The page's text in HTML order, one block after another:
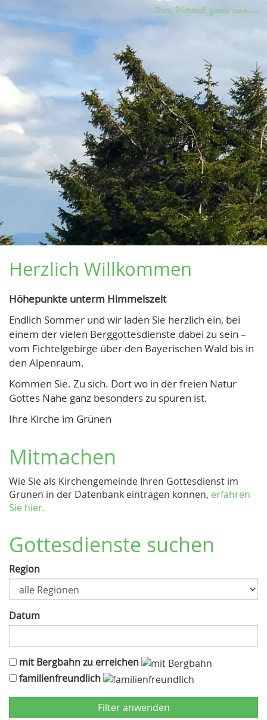
Dem Himmel ganz nah...
Herzlich Willkommen
Höhepunkte unterm Himmelszelt
Endlich Sommer und wir laden Sie herzlich ein, bei
einem der vielen Berggottesdienste dabei zu sein –
vom Fichtelgebirge über den Bayerischen Wald bis in
den Alpenraum.
Kommen Sie. Zu sich. Dort wo in der freien Natur
Gottes Nähe ganz besonders zu spüren ist.
Ihre Kirche im Grünen
Mitmachen
Wie Sie als Kirchengemeinde Ihren Gottesdienst im
Grünen in der Datenbank eintragen können, erfahren
Sie hier.
Gottesdienste suchen
Region
Datum
mit Bergbahn zu erreichen
familienfreundlich